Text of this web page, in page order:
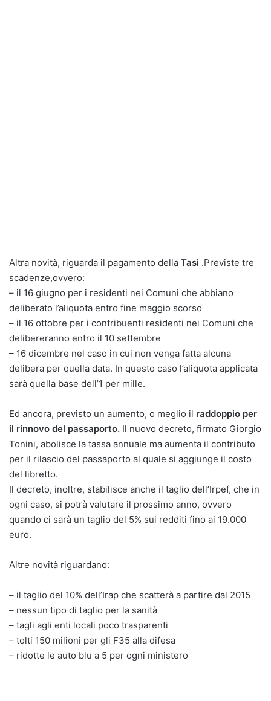
Altra novità, riguarda il pagamento della Tasi .Previste tre
scadenze,ovvero:
– il 16 giugno per i residenti nei Comuni che abbiano
deliberato l’aliquota entro fine maggio scorso
– il 16 ottobre per i contribuenti residenti nei Comuni che
delibereranno entro il 10 settembre
– 16 dicembre nel caso in cui non venga fatta alcuna
delibera per quella data. In questo caso l’aliquota applicata
sarà quella base dell’1 per mille.
Ed ancora, previsto un aumento, o meglio il raddoppio per
il rinnovo del passaporto. Il nuovo decreto, firmato Giorgio
Tonini, abolisce la tassa annuale ma aumenta il contributo
per il rilascio del passaporto al quale si aggiunge il costo
del libretto.
Il decreto, inoltre, stabilisce anche il taglio dell’Irpef, che in
ogni caso, si potrà valutare il prossimo anno, ovvero
quando ci sarà un taglio del 5% sui redditi fino ai 19.000
euro.
Altre novità riguardano:
– il taglio del 10% dell’Irap che scatterà a partire dal 2015
– nessun tipo di taglio per la sanità
– tagli agli enti locali poco trasparenti
– tolti 150 milioni per gli F35 alla difesa
– ridotte le auto blu a 5 per ogni ministero